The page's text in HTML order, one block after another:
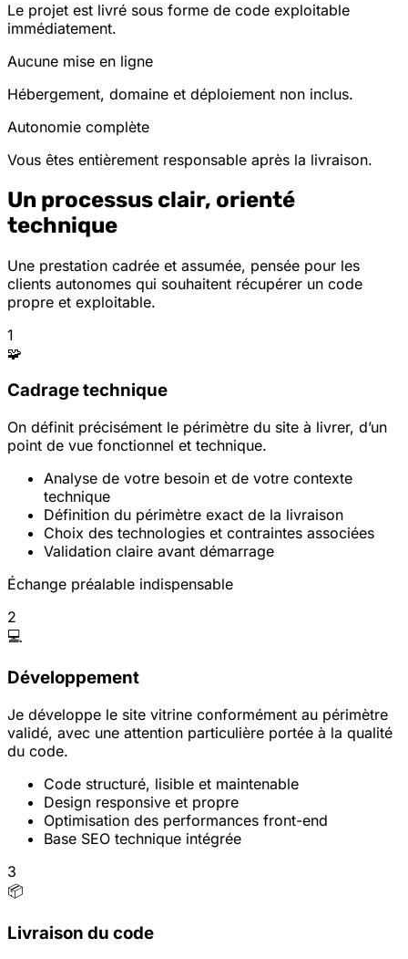
Le projet est livré sous forme de code exploitable
immédiatement.
Aucune mise en ligne
Hébergement, domaine et déploiement non inclus.
Autonomie complète
Vous êtes entièrement responsable après la livraison.
Un processus clair, orienté
technique
Une prestation cadrée et assumée, pensée pour les
clients autonomes qui souhaitent récupérer un code
propre et exploitable.
1
🧩
Cadrage technique
On définit précisément le périmètre du site à livrer, d’un
point de vue fonctionnel et technique.
Analyse de votre besoin et de votre contexte
technique
Définition du périmètre exact de la livraison
Choix des technologies et contraintes associées
Validation claire avant démarrage
Échange préalable indispensable
2
💻
Développement
Je développe le site vitrine conformément au périmètre
validé, avec une attention particulière portée à la qualité
du code.
Code structuré, lisible et maintenable
Design responsive et propre
Optimisation des performances front-end
Base SEO technique intégrée
3
📦
Livraison du code